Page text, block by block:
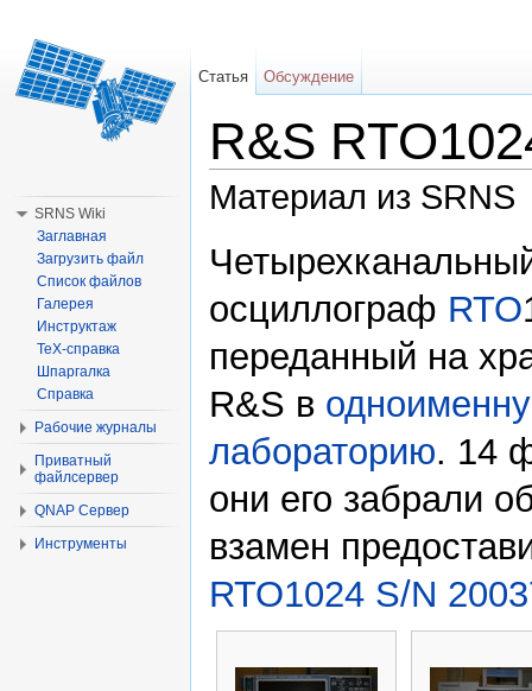
R&S
Материал из SRNS
осциллограф RTO
переданный на
R&S в
лабораторию. 14
они его забрали
взамен
RTO1024 S/N
Статья Обсуждение
SRNS Wiki
Заглавная
Загрузить файл
Список файлов
Галерея
Инструктаж
TeX-справка
Шпаргалка
Справка
Рабочие журналы
Приватный
файлсервер
QNAP Сервер
Инструменты